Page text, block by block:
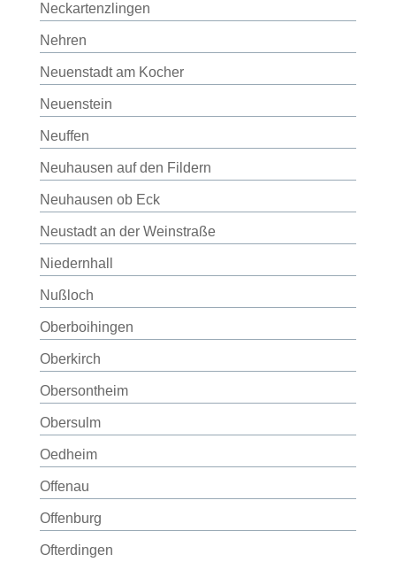
Neckartenzlingen
Nehren
Neuenstadt am Kocher
Neuenstein
Neuffen
Neuhausen auf den Fildern
Neuhausen ob Eck
Neustadt an der Weinstraße
Niedernhall
Nußloch
Oberboihingen
Oberkirch
Obersontheim
Obersulm
Oedheim
Offenau
Offenburg
Ofterdingen